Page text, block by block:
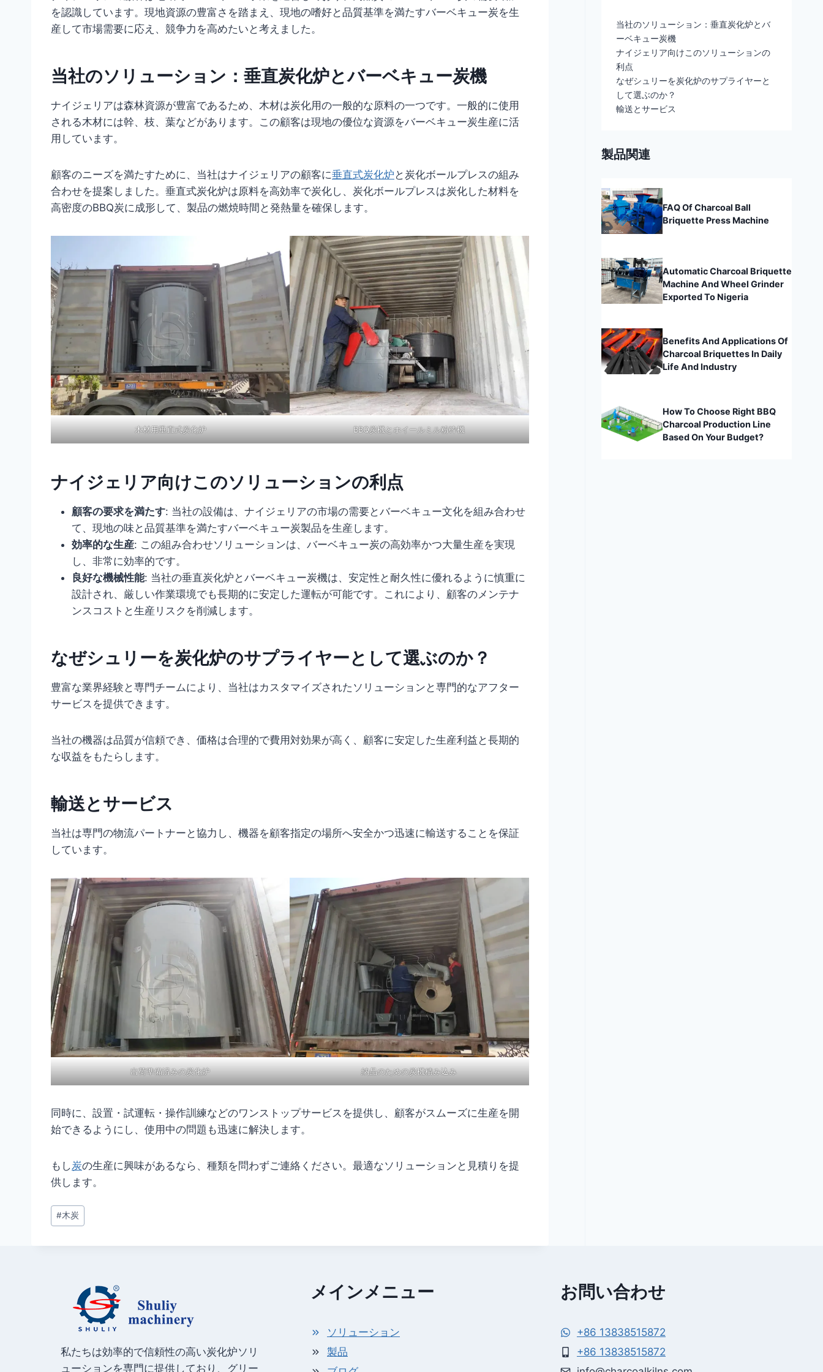
を認識しています。現地資源の豊富さを踏まえ、現地の嗜好と品質基準を満たすバーベキュー炭を生
産して市場需要に応え、競争力を高めたいと考えました。
当社のソリューション：垂直炭化炉とバーベキュー炭機
ナイジェリアは森林資源が豊富であるため、木材は炭化用の一般的な原料の一つです。一般的に使用
される木材には幹、枝、葉などがあります。この顧客は現地の優位な資源をバーベキュー炭生産に活
用しています。
顧客のニーズを満たすために、当社はナイジェリアの顧客に垂直式炭化炉 と炭化ボールプレスの組み
合わせを提案しました。垂直式炭化炉は原料を高効率で炭化し、炭化ボールプレスは炭化した材料を
高密度のBBQ炭に成形して、製品の燃焼時間と発熱量を確保します。
木材用垂直式炭化炉 BBQ炭機とホイールミル粉砕機
ナイジェリア向けこのソリューションの利点
顧客の要求を満たす: 当社の設備は、ナイジェリアの市場の需要とバーベキュー文化を組み合わせ
て、現地の味と品質基準を満たすバーベキュー炭製品を生産します。
効率的な生産: この組み合わせソリューションは、バーベキュー炭の高効率かつ大量生産を実現
し、非常に効率的です。
良好な機械性能: 当社の垂直炭化炉とバーベキュー炭機は、安定性と耐久性に優れるように慎重に
設計され、厳しい作業環境でも長期的に安定した運転が可能です。これにより、顧客のメンテナ
ンスコストと生産リスクを削減します。
なぜシュリーを炭化炉のサプライヤーとして選ぶのか？
豊富な業界経験と専門チームにより、当社はカスタマイズされたソリューションと専門的なアフター
サービスを提供できます。
当社の機器は品質が信頼でき、価格は合理的で費用対効果が高く、顧客に安定した生産利益と長期的
な収益をもたらします。
輸送とサービス
当社は専門の物流パートナーと協力し、機器を顧客指定の場所へ安全かつ迅速に輸送することを保証
しています。
出荷準備済みの炭化炉 納品のための炭機積み込み
同時に、設置・試運転・操作訓練などのワンストップサービスを提供し、顧客がスムーズに生産を開
始できるようにし、使用中の問題も迅速に解決します。
もし炭の生産に興味があるなら、種類を問わずご連絡ください。最適なソリューションと見積りを提
供します。
投
稿
#木炭
当社のソリューション：垂直炭化炉とバ
ーベキュー炭機
ナイジェリア向けこのソリューションの
利点
なぜシュリーを炭化炉のサプライヤーと
して選ぶのか？
輸送とサービス
製品関連
FAQ Of Charcoal Ball
Briquette Press Machine
Automatic Charcoal Briquette
Machine And Wheel Grinder
Exported To Nigeria
Benefits And Applications Of
Charcoal Briquettes In Daily
Life And Industry
How To Choose Right BBQ
Charcoal Production Line
Based On Your Budget?
私たちは効率的で信頼性の高い炭化炉ソリ
ューションを専門に提供しており、グリー
メインメニュー
ソリューション
製品
お問い合わせ
+86 13838515872
+86 13838515872